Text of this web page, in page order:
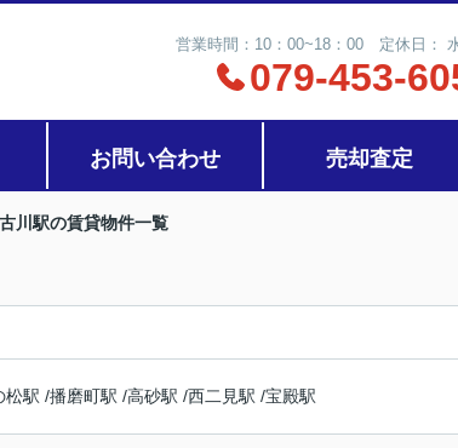
営業時間：10：00~18：00 定休日：
079-453-
お問い合わせ 売却査定
川駅の賃貸物件一覧
松駅 /播磨町駅 /高砂駅 /西二見駅 /宝殿駅